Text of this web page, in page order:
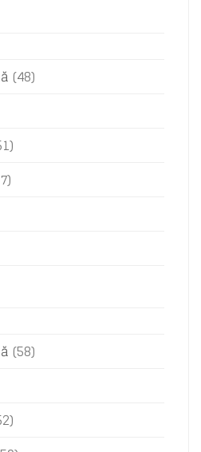
(48)
(58)